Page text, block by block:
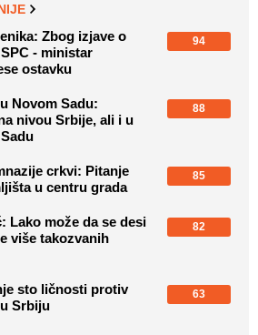
Zbog izjave o
- ministar
ostavku
94
Novom Sadu:
nivou Srbije, ali i u
88
crkvi: Pitanje
u centru grada
85
Lako može da se desi
više takozvanih
82
sto ličnosti protiv
Srbiju
63